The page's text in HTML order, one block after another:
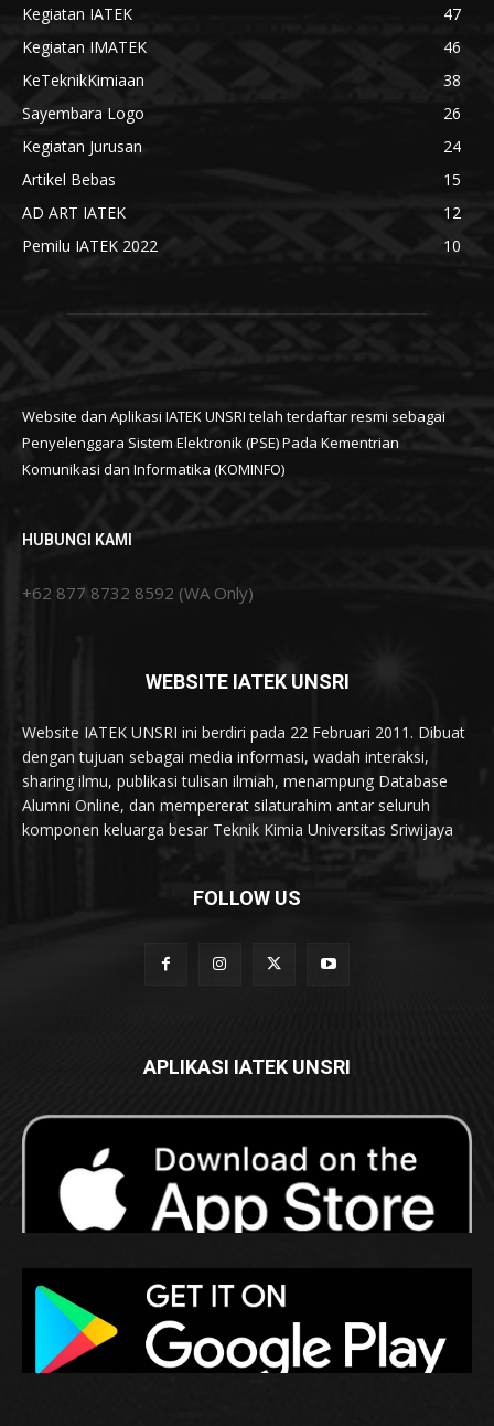
Kegiatan IATEK
47
Kegiatan IMATEK
46
KeTeknikKimiaan
38
Sayembara Logo
26
Kegiatan Jurusan
24
Artikel Bebas
15
AD ART IATEK
12
Pemilu IATEK 2022
10
Website dan Aplikasi IATEK UNSRI telah terdaftar resmi sebagai
Penyelenggara Sistem Elektronik (PSE) Pada Kementrian
Komunikasi dan Informatika (KOMINFO)
HUBUNGI KAMI
+62 877 8732 8592 (WA Only)
WEBSITE IATEK UNSRI
Website IATEK UNSRI ini berdiri pada 22 Februari 2011. Dibuat
dengan tujuan sebagai media informasi, wadah interaksi,
sharing ilmu, publikasi tulisan ilmiah, menampung Database
Alumni Online, dan mempererat silaturahim antar seluruh
komponen keluarga besar Teknik Kimia Universitas Sriwijaya
FOLLOW US
APLIKASI IATEK UNSRI